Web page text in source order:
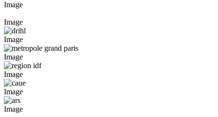
Image
Image
Image
Image
Image
Image
Image